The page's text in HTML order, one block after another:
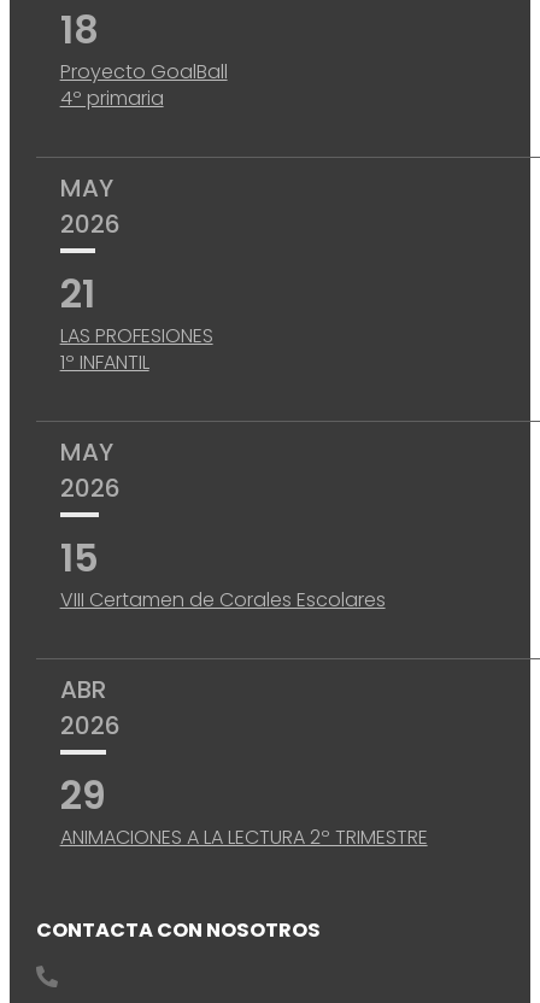
18
Proyecto GoalBall
4º primaria
MAY
2026
21
LAS PROFESIONES
1º INFANTIL
MAY
2026
15
VIII Certamen de Corales Escolares
ABR
2026
29
ANIMACIONES A LA LECTURA 2º TRIMESTRE
CONTACTA CON NOSOTROS
